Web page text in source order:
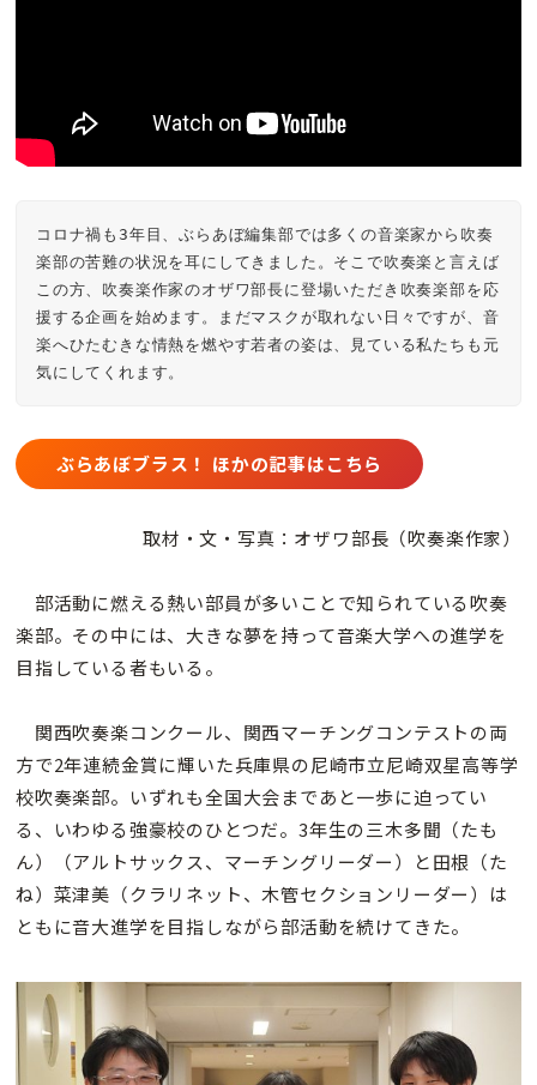
コロナ禍も3年目、ぶらあぼ編集部では多くの音楽家から吹奏
楽部の苦難の状況を耳にしてきました。そこで吹奏楽と言えば
この方、吹奏楽作家のオザワ部長に登場いただき吹奏楽部を応
援する企画を始めます。まだマスクが取れない日々ですが、音
楽へひたむきな情熱を燃やす若者の姿は、見ている私たちも元
気にしてくれます。
ぶらあぼブラス！ ほかの記事はこちら
取材・文・写真：オザワ部長（吹奏楽作家）
部活動に燃える熱い部員が多いことで知られている吹奏
楽部。その中には、大きな夢を持って音楽大学への進学を
目指している者もいる。
関西吹奏楽コンクール、関西マーチングコンテストの両
方で2年連続金賞に輝いた兵庫県の尼崎市立尼崎双星高等学
校吹奏楽部。いずれも全国大会まであと一歩に迫ってい
る、いわゆる強豪校のひとつだ。3年生の三木多聞（たも
ん）（アルトサックス、マーチングリーダー）と田根（た
ね）菜津美（クラリネット、木管セクションリーダー）は
ともに音大進学を目指しながら部活動を続けてきた。